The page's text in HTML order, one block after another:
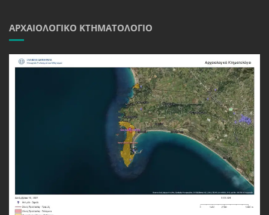
ΑΡΧΑΙΟΛΟΓΙΚΌ ΚΤΗΜΑΤΟΛΌΓΙΟ